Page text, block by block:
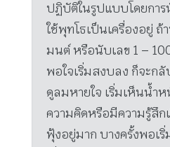
ปฏิบัติในรูปแบบโดยการ
ใช้พุทโธเป็นเครื่องอยู่ ถ้
มนต์ หรือนับเลข 1 –
พอใจเริ่มสงบลง ก็จะก
ดูลมหายใจ เริ่มเห็นน้ำ
ความคิดหรือมีความรู้สึก
ฟุ้งอยู่มาก บางครั้งพอเ